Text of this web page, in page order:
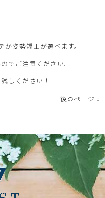
か姿勢矯正が選べます。
でご注意ください。
しください！
後のページ »